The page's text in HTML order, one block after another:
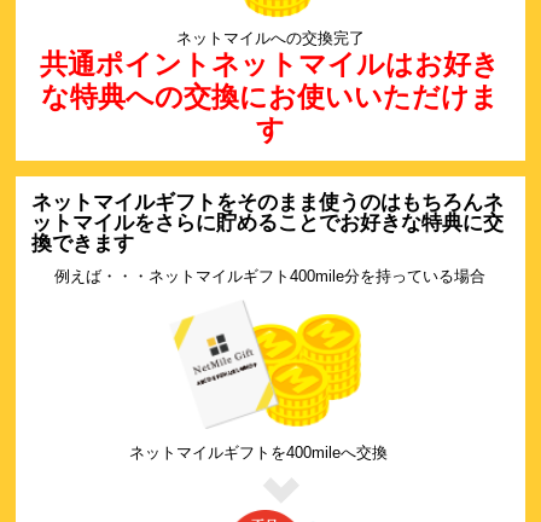
ネットマイルへの交換完了
共通ポイントネットマイルはお好き
な特典への交換にお使いいただけま
す
ネットマイルギフトをそのまま使うのはもちろんネ
ットマイルをさらに貯めることでお好きな特典に交
換できます
例えば・・・ネットマイルギフト400mile分を持っている場合
ネットマイルギフトを400mileへ交換